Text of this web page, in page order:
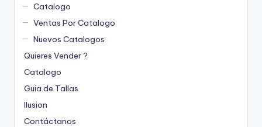
Catalogo
Ventas Por Catalogo
Nuevos Catalogos
Quieres Vender ?
Catalogo
Guia de Tallas
Ilusion
Contáctanos